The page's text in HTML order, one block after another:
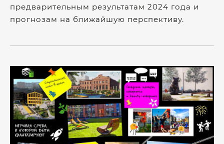
предварительным результатам 2024 года и
прогнозам на ближайшую перспективу.